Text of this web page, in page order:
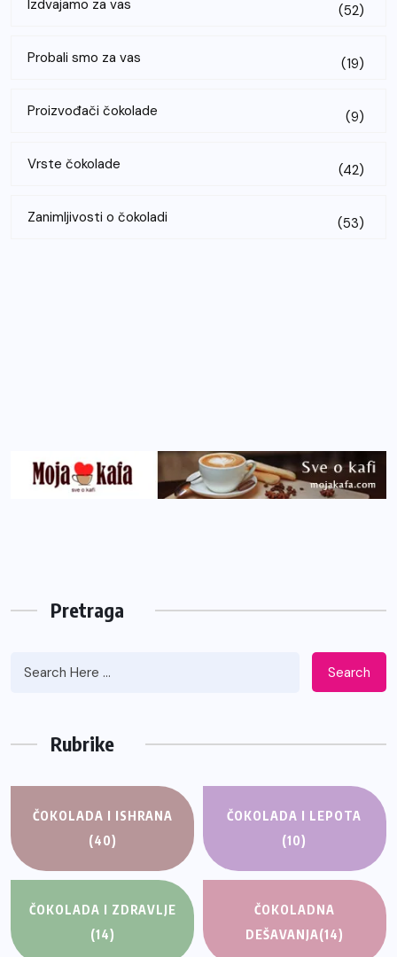
Izdvajamo za vas (52)
Probali smo za vas (19)
Proizvođači čokolade (9)
Vrste čokolade (42)
Zanimljivosti o čokoladi (53)
Pretraga
Search
Rubrike
ČOKOLADA I ISHRANA
(40)
ČOKOLADA I LEPOTA
(10)
ČOKOLADA I ZDRAVLJE
(14)
ČOKOLADNA
DEŠAVANJA(14)